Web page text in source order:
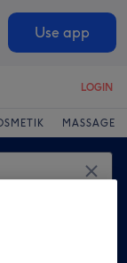
Use app
LOGIN
MASSAGE